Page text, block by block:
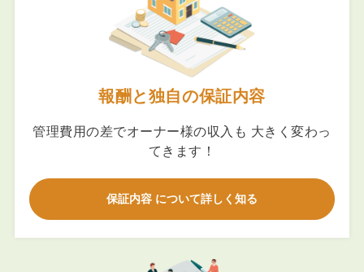
報酬と独自の保証内容
管理費用の差でオーナー様の収入も 大きく変わっ
てきます！
保証内容 について詳しく知る